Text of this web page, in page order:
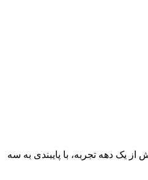
یک دهه تجربه، با پایبندی به سه